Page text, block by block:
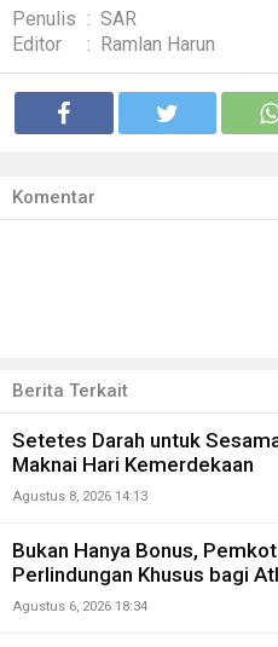
Penulis : SAR
Editor
: Ramlan Harun
Komentar
Berita Terkait
Setetes Darah untuk
Maknai Hari Kemerdekaan
Agustus 8, 2026 14:13
Bukan Hanya Bonus,
Perlindungan Khusus bagi
Agustus 6, 2026 18:34